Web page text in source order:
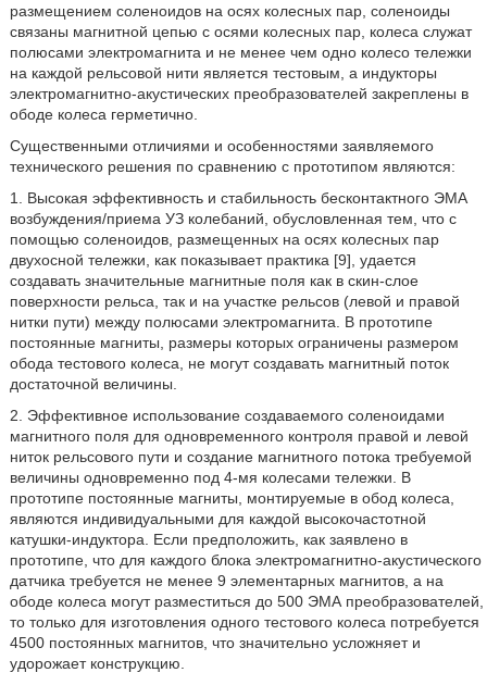
размещением соленоидов на осях колесных пар, соленоиды
связаны магнитной цепью с осями колесных пар, колеса служат
полюсами электромагнита и не менее чем одно колесо тележки
на каждой рельсовой нити является тестовым, а индукторы
электромагнитно-акустических преобразователей закреплены в
ободе колеса герметично.
Существенными отличиями и особенностями заявляемого
технического решения по сравнению с прототипом являются:
1. Высокая эффективность и стабильность бесконтактного ЭМА
возбуждения/приема УЗ колебаний, обусловленная тем, что с
помощью соленоидов, размещенных на осях колесных пар
двухосной тележки, как показывает практика [9], удается
создавать значительные магнитные поля как в скин-слое
поверхности рельса, так и на участке рельсов (левой и правой
нитки пути) между полюсами электромагнита. В прототипе
постоянные магниты, размеры которых ограничены размером
обода тестового колеса, не могут создавать магнитный поток
достаточной величины.
2. Эффективное использование создаваемого соленоидами
магнитного поля для одновременного контроля правой и левой
ниток рельсового пути и создание магнитного потока требуемой
величины одновременно под 4-мя колесами тележки. В
прототипе постоянные магниты, монтируемые в обод колеса,
являются индивидуальными для каждой высокочастотной
катушки-индуктора. Если предположить, как заявлено в
прототипе, что для каждого блока электромагнитно-акустического
датчика требуется не менее 9 элементарных магнитов, а на
ободе колеса могут разместиться до 500 ЭМА преобразователей,
то только для изготовления одного тестового колеса потребуется
4500 постоянных магнитов, что значительно усложняет и
удорожает конструкцию.